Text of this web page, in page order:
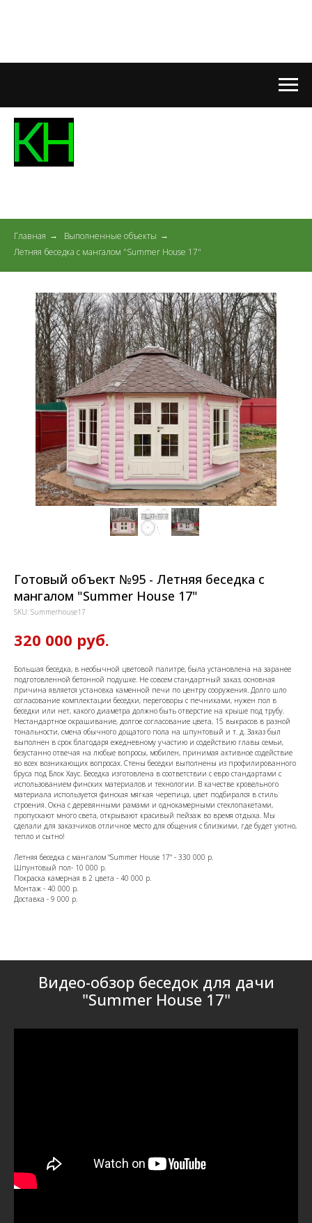
Главная → Выполненные объекты →
Летняя беседка с мангалом "Summer House 17"
Готовый объект №95 - Летняя беседка с
мангалом "Summer House 17"
SKU: Summerhouse17
320 000 руб.
Большая беседка, в необычной цветовой палитре, была установлена на заранее
подготовленной бетонной подушке. Не совсем стандартный заказ, основная
причина является установка каменной печи по центру сооружения. Долго шло
согласование комплектации беседки, переговоры с печниками, нужен пол в
беседки или нет, какого диаметра должно быть отверстие на крыше под трубу.
Нестандартное окрашивание, долгое согласование цвета, 15 выкрасов в разной
тональности, смена обычного дощатого пола на шпунтовый и т. д. Заказ был
выполнен в срок благодаря ежедневному участию и содействию главы семьи,
безустанно отвечая на любые вопросы, мобилен, принимая активное содействие
во всех возникающих вопросах. Стены беседки выполнены из профилированного
бруса под Блок Хаус. Беседка изготовлена в соответствии с евро стандартами с
использованием финских материалов и технологии. В качестве кровельного
материала используется финская мягкая черепица, цвет подбирался в стиль
строения. Окна с деревянными рамами и однокамерными стеклопакетами,
пропускают много света, открывают красивый пейзаж во время отдыха. Мы
сделали для заказчиков отличное место для общения с близкими, где будет уютно,
тепло и сытно!
Летняя беседка с мангалом "Summer House 17" - 330 000 р.
Шпунтовый пол- 10 000 р.
Покраска камерная в 2 цвета - 40 000 р.
Монтаж - 40 000 р.
Доставка - 9 000 р.
Видео-обзор беседок для дачи
"Summer House 17"